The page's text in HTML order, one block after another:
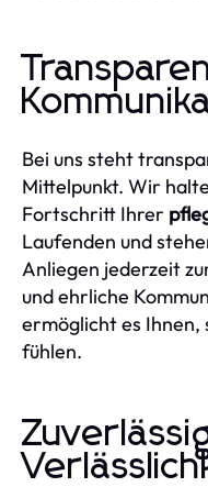
Bei uns steht
Mittelpunkt. Wir
Fortschritt Ihrer
Laufenden und
Anliegen jederzeit
und ehrliche
ermöglicht es Ihnen,
fühlen.